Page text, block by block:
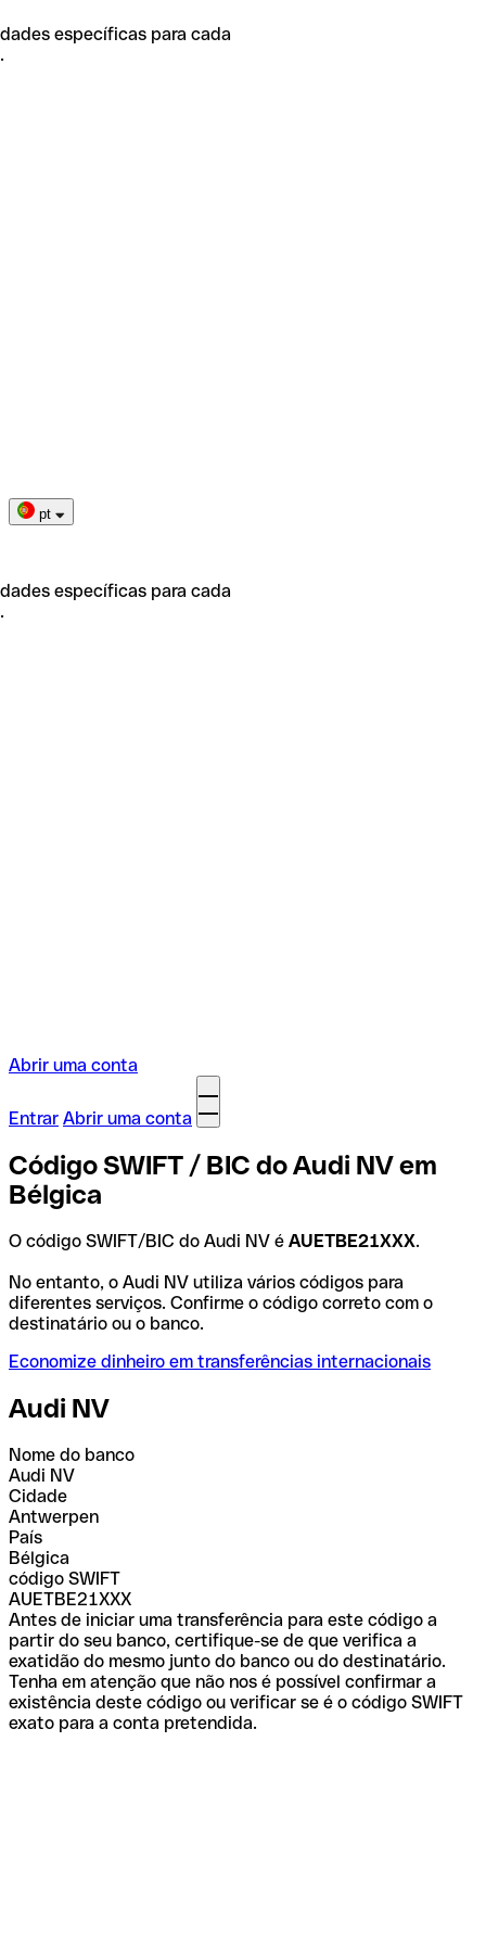
específicas para cada
pt
específicas para cada
Abrir uma conta
Entrar Abrir uma conta
Código SWIFT / BIC do Audi NV em
Bélgica
O código SWIFT/BIC do Audi NV é AUETBE21XXX.
No entanto, o Audi NV utiliza vários códigos para
diferentes serviços. Confirme o código correto com o
destinatário ou o banco.
Economize dinheiro em transferências internacionais
Audi NV
Nome do banco
Audi NV
Cidade
Antwerpen
País
Bélgica
código SWIFT
AUETBE21XXX
Antes de iniciar uma transferência para este código a
partir do seu banco, certifique-se de que verifica a
exatidão do mesmo junto do banco ou do destinatário.
Tenha em atenção que não nos é possível confirmar a
existência deste código ou verificar se é o código SWIFT
exato para a conta pretendida.